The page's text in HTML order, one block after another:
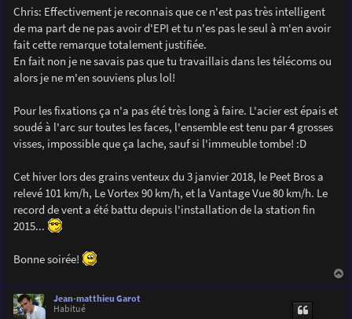
Chris: Effectivement je reconnais que ce n'est pas très intelligent
de ma part de ne pas avoir d'EPI et tu n'es pas le seul à m'en avoir
fait cette remarque totalement justifiée.
En fait non je ne savais pas que tu travaillais dans les télécoms ou
alors je ne m'en souviens plus lol!
Pour les fixations ça n'a pas été très long à faire. L'acier est épais et
soudé à l'arc sur toutes les faces, l'ensemble est tenu par 4 grosses
visses, impossible que ça lache, sauf si l'immeuble tombe! :D
Cet hiver lors des grains venteux du 3 janvier 2018, le Peet Bros a
relevé 101 km/h, Le Vortex 90 km/h, et la Vantage Vue 80 km/h. Le
record de vent a été battu depuis l'installation de la station fin
2015...
Bonne soirée!
Jean-matthieu Garot
Habitué